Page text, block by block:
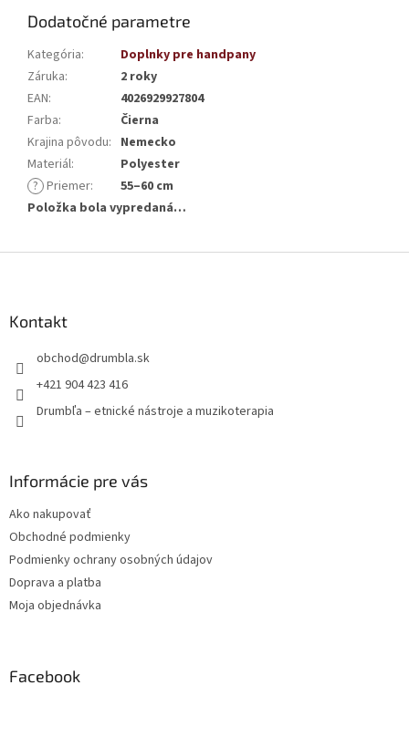
Dodatočné parametre
Kategória:
Doplnky pre handpany
Záruka:
2 roky
EAN:
4026929927804
Farba:
Čierna
Krajina pôvodu: Nemecko
Materiál:
Polyester
? Priemer:
55–60 cm
Položka bola vypredaná…
Kontakt
obchod@drumbla.sk
+421 904 423 416
Drumbľa – etnické nástroje a muzikoterapia
Informácie pre vás
Ako nakupovať
Obchodné podmienky
Podmienky ochrany osobných údajov
Doprava a platba
Moja objednávka
Facebook